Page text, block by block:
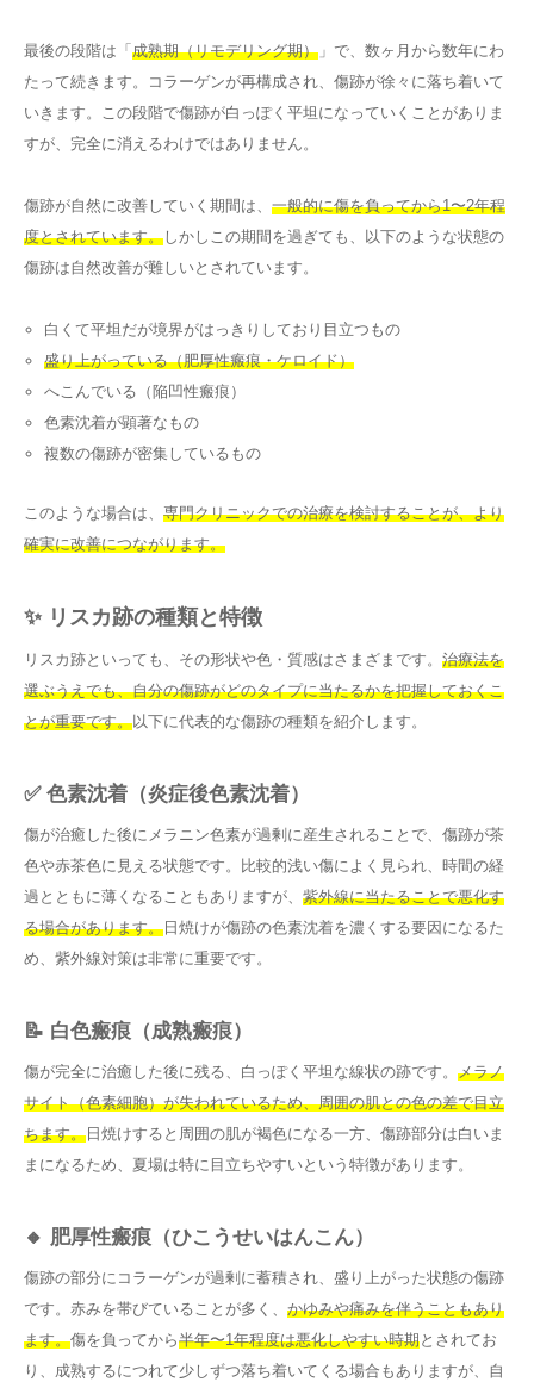
最後の段階は「 成熟期（リモデリング期） 」で、数ヶ月から数年にわ
たって続きます。コラーゲンが再構成され、傷跡が徐々に落ち着いて
いきます。この段階で傷跡が白っぽく平坦になっていくことがありま
すが、完全に消えるわけではありません。
傷跡が自然に改善していく期間は、 一般的に傷を負ってから1〜2年程
度とされています。 しかしこの期間を過ぎても、以下のような状態の
傷跡は自然改善が難しいとされています。
白くて平坦だが境界がはっきりしており目立つもの
盛り上がっている（肥厚性瘢痕・ケロイド）
へこんでいる（陥凹性瘢痕）
色素沈着が顕著なもの
複数の傷跡が密集しているもの
このような場合は、 専門クリニックでの治療を検討することが、より
確実に改善につながります。
✨ リスカ跡の種類と特徴
リスカ跡といっても、その形状や色・質感はさまざまです。 治療法を
選ぶうえでも、自分の傷跡がどのタイプに当たるかを把握しておくこ
とが重要です。以下に代表的な傷跡の種類を紹介します。
✅ 色素沈着（炎症後色素沈着）
傷が治癒した後にメラニン色素が過剰に産生されることで、傷跡が茶
色や赤茶色に見える状態です。比較的浅い傷によく見られ、時間の経
過とともに薄くなることもありますが、 紫外線に当たることで悪化す
る場合があります。 日焼けが傷跡の色素沈着を濃くする要因になるた
め、紫外線対策は非常に重要です。
📝 白色瘢痕（成熟瘢痕）
傷が完全に治癒した後に残る、白っぽく平坦な線状の跡です。 メラノ
サイト（色素細胞）が失われているため、周囲の肌との色の差で目立
ちます。 日焼けすると周囲の肌が褐色になる一方、傷跡部分は白いま
まになるため、夏場は特に目立ちやすいという特徴があります。
🔸 肥厚性瘢痕（ひこうせいはんこん）
傷跡の部分にコラーゲンが過剰に蓄積され、盛り上がった状態の傷跡
です。赤みを帯びていることが多く、 かゆみや痛みを伴うこともあり
ます。傷を負ってから半年〜1年程度は悪化しやすい時期とされてお
り、成熟するにつれて少しずつ落ち着いてくる場合もありますが、自